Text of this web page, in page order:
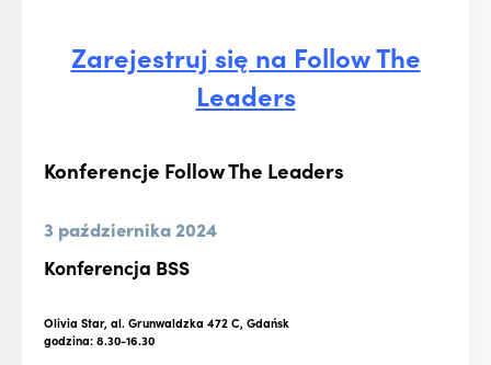
Zarejestruj się na Follow The
Leaders
Konferencje Follow The Leaders
3 października 2024
Konferencja BSS
Olivia Star, al. Grunwaldzka 472 C, Gdańsk
godzina: 8.30-16.30